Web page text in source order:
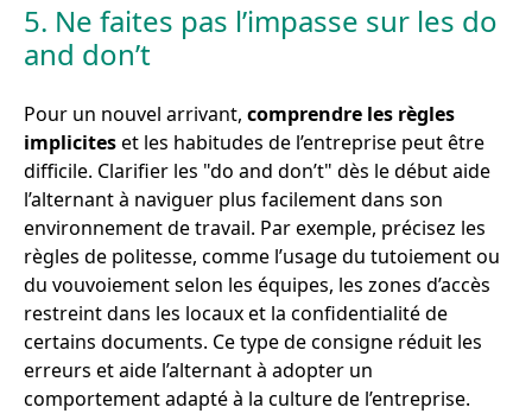
5. Ne faites pas l’impasse sur les do
and don’t
Pour un nouvel arrivant, comprendre les règles
impliciteset les habitudes de l’entreprise peut être
difficile. Clarifier les "do and don’t" dès le début aide
l’alternant à naviguer plus facilement dans son
environnement de travail. Par exemple, précisez les
règles de politesse, comme l’usage du tutoiement ou
du vouvoiement selon les équipes, les zones d’accès
restreint dans les locaux et la confidentialité de
certains documents. Ce type de consigne réduit les
erreurs et aide l’alternant à adopter un
comportement adapté à la culture de l’entreprise.